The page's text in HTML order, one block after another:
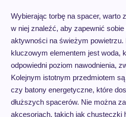
Wybierając torbę na spacer, warto
w niej znaleźć, aby zapewnić
aktywności na świeżym
kluczowym elementem jest woda,
odpowiedni poziom nawodnienia,
Kolejnym istotnym przedmiotem
czy batony energetyczne, które
dłuższych spacerów. Nie można
akcesoriach, takich jak chusteczki